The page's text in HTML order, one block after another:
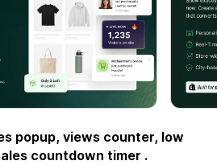
popup, views counter, low
countdown timer .